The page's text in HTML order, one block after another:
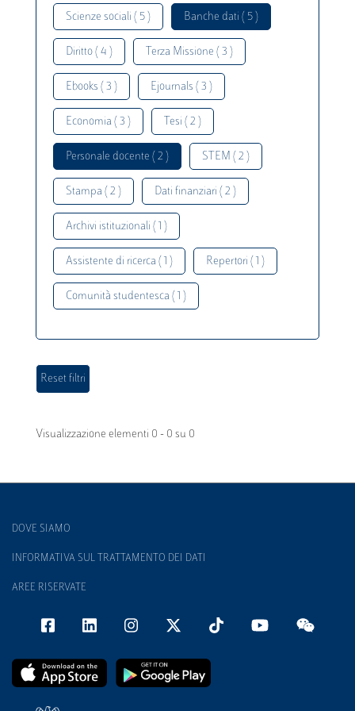
Scienze sociali ( 5 ) Banche dati ( 5 )
Diritto ( 4 ) Terza Missione ( 3 )
Ebooks ( 3 ) Ejournals ( 3 )
Economia ( 3 ) Tesi ( 2 )
Personale docente ( 2 ) STEM ( 2 )
Stampa ( 2 ) Dati finanziari ( 2 )
Archivi istituzionali ( 1 )
Assistente di ricerca ( 1 ) Repertori ( 1 )
Comunità studentesca ( 1 )
Visualizzazione elementi 0 - 0 su 0
DOVE SIAMO
INFORMATIVA SUL TRATTAMENTO DEI DATI
AREE RISERVATE